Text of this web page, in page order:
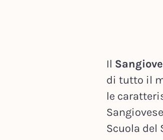
Il
di tutto il
le
Scuola del